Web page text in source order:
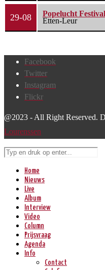
29-08
Popelucht
Etten-Leur
Facebook
Twitter
Instagram
Flickr
@2023 - All Right Reserved.
Lourenssen
Home
Nieuws
Live
Album
Interview
Video
Column
Prijsvraag
Agenda
Info
Contact